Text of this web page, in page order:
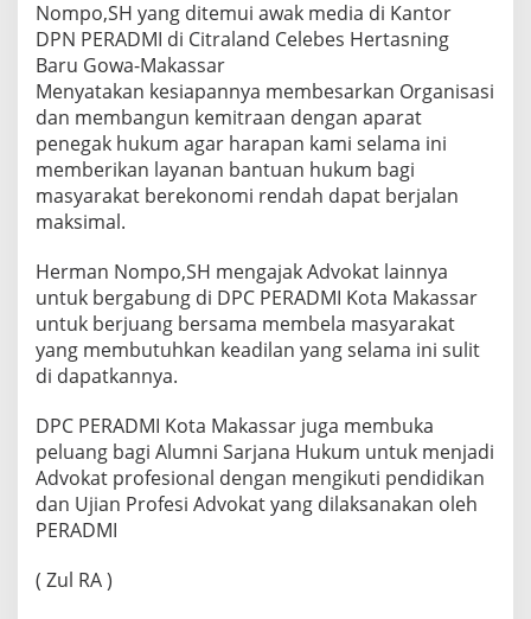
Nompo,SH yang ditemui awak media di Kantor
DPN PERADMI di Citraland Celebes Hertasning
Baru Gowa-Makassar
Menyatakan kesiapannya membesarkan Organisasi
dan membangun kemitraan dengan aparat
penegak hukum agar harapan kami selama ini
memberikan layanan bantuan hukum bagi
masyarakat berekonomi rendah dapat berjalan
maksimal.
Herman Nompo,SH mengajak Advokat lainnya
untuk bergabung di DPC PERADMI Kota Makassar
untuk berjuang bersama membela masyarakat
yang membutuhkan keadilan yang selama ini sulit
di dapatkannya.
DPC PERADMI Kota Makassar juga membuka
peluang bagi Alumni Sarjana Hukum untuk menjadi
Advokat profesional dengan mengikuti pendidikan
dan Ujian Profesi Advokat yang dilaksanakan oleh
PERADMI
( Zul RA )